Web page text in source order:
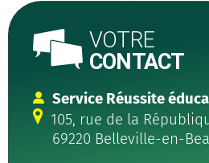
VOTRE
CONTACT
Service Réussite
105, rue de la
69220 Belleville-en-